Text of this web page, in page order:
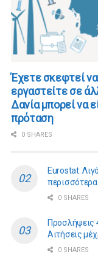
​​Έχετε σκεφτεί
εργαστείτε σε
Δανία μπορεί να
πρόταση
0 SHARES
Eurostat:
0 SHARES
Προσλήψεις
Αιτήσεις
0 SHARES